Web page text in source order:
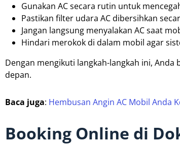
Gunakan AC secara rutin untuk
Pastikan filter udara AC dibersihkan
Jangan langsung menyalakan AC saat
Hindari merokok di dalam mobil agar
Dengan mengikuti langkah-langkah ini,
depan.
Baca juga: Hembusan Angin AC Mobil Anda
Booking Online di